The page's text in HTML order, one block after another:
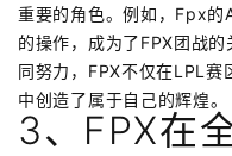
重要的角色。例如，Fpx
的操作，成为了FPX团战
同努力，FPX不仅在LPL赛
中创造了属于自己的辉煌。
3、FPX在